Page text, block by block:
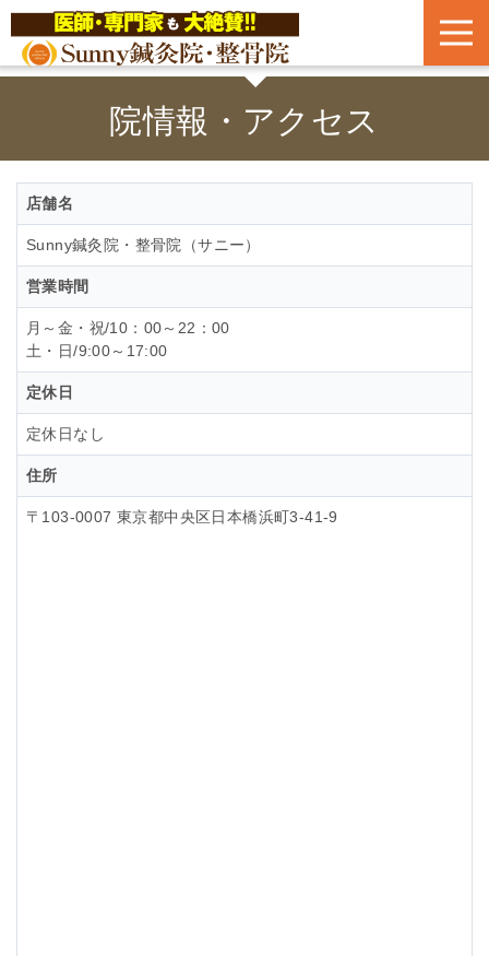
院情報・アクセス
店舗名
Sunny鍼灸院・整骨院（サニー）
営業時間
月～金・祝/10：00～22：00
土・日/9:00～17:00
定休日
定休日なし
住所
〒103-0007 東京都中央区日本橋浜町3-41-9